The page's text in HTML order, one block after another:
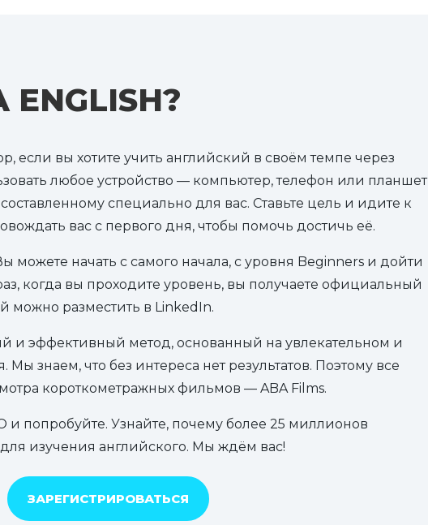
если вы хотите учить английский в своём темпе через
любое устройство — компьютер, телефон или планшет
специально для вас. Ставьте цель и идите к
вас с первого дня, чтобы помочь достичь её.
можете начать с самого начала, с уровня Beginners и дойти
когда вы проходите уровень, вы получаете официальный
можно разместить в LinkedIn.
и эффективный метод, основанный на увлекательном и
знаем, что без интереса нет результатов. Поэтому все
короткометражных фильмов — ABA Films.
попробуйте. Узнайте, почему более 25 миллионов
изучения английского. Мы ждём вас!
ЗАРЕГИСТРИРОВАТЬСЯ